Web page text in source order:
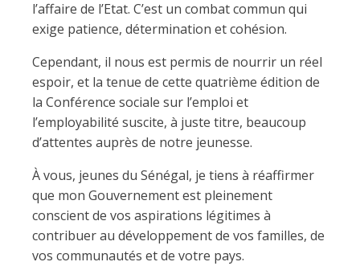
l’affaire de l’Etat. C’est un combat commun qui
exige patience, détermination et cohésion.
Cependant, il nous est permis de nourrir un réel
espoir, et la tenue de cette quatrième édition de
la Conférence sociale sur l’emploi et
l’employabilité suscite, à juste titre, beaucoup
d’attentes auprès de notre jeunesse.
À vous, jeunes du Sénégal, je tiens à réaffirmer
que mon Gouvernement est pleinement
conscient de vos aspirations légitimes à
contribuer au développement de vos familles, de
vos communautés et de votre pays.